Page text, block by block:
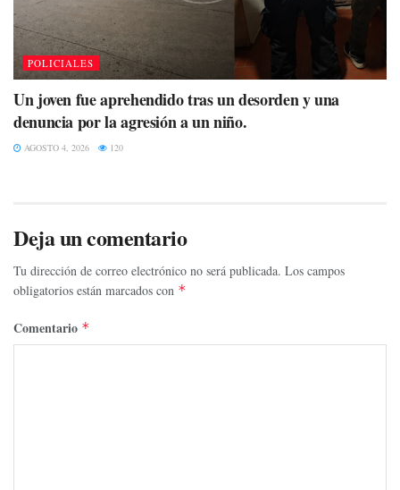
POLICIALES
Un joven fue aprehendido tras un desorden y una
denuncia por la agresión a un niño.
AGOSTO 4, 2026 120
Deja un comentario
Tu dirección de correo electrónico no será publicada. Los campos
obligatorios están marcados con *
Comentario *